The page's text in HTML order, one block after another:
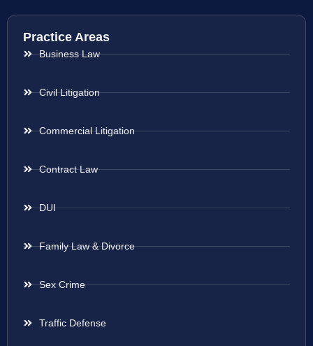
Practice Areas
Business Law
Civil Litigation
Commercial Litigation
Contract Law
DUI
Family Law & Divorce
Sex Crime
Traffic Defense